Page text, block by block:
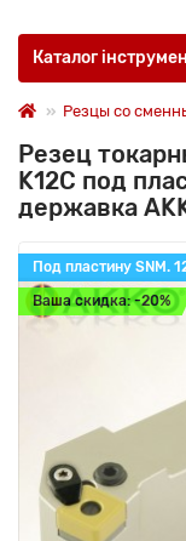
Каталог
Резцы со
Резец
K12C под
державка
Под пластину SNM.
Ваша скидка: -20%